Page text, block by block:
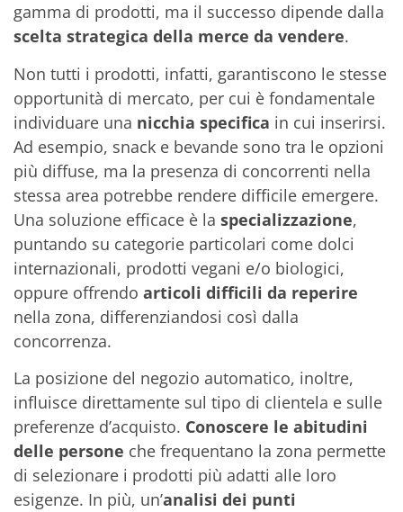
gamma di prodotti, ma il successo dipende dalla
scelta strategica della merce da vendere.
Non tutti i prodotti, infatti, garantiscono le stesse
opportunità di mercato, per cui è fondamentale
individuare una nicchia specifica in cui inserirsi.
Ad esempio, snack e bevande sono tra le opzioni
più diffuse, ma la presenza di concorrenti nella
stessa area potrebbe rendere difficile emergere.
Una soluzione efficace è la specializzazione,
puntando su categorie particolari come dolci
internazionali, prodotti vegani e/o biologici,
oppure offrendo articoli difficili da reperire
nella zona, differenziandosi così dalla
concorrenza.
La posizione del negozio automatico, inoltre,
influisce direttamente sul tipo di clientela e sulle
preferenze d’acquisto. Conoscere le abitudini
delle persone che frequentano la zona permette
di selezionare i prodotti più adatti alle loro
esigenze. In più, un’analisi dei punti